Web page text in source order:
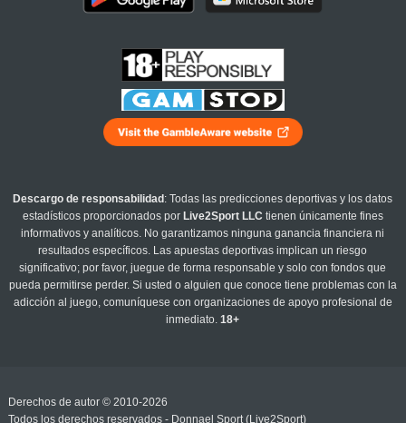
Descargo de responsabilidad : Todas las predicciones deportivas y los datos
estadísticos proporcionados por Live2Sport LLC tienen únicamente fines
informativos y analíticos. No garantizamos ninguna ganancia financiera ni
resultados específicos. Las apuestas deportivas implican un riesgo
significativo; por favor, juegue de forma responsable y solo con fondos que
pueda permitirse perder. Si usted o alguien que conoce tiene problemas con la
adicción al juego, comuníquese con organizaciones de apoyo profesional de
inmediato.18+
Derechos de autor © 2010-2026
Todos los derechos reservados - Donnael Sport (Live2Sport)